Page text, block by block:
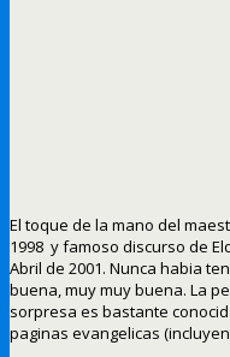
El toque de la mano del
1998 y famoso discurso de
Abril de 2001. Nunca habia
buena, muy muy buena. La
sorpresa es bastante
paginas evangelicas